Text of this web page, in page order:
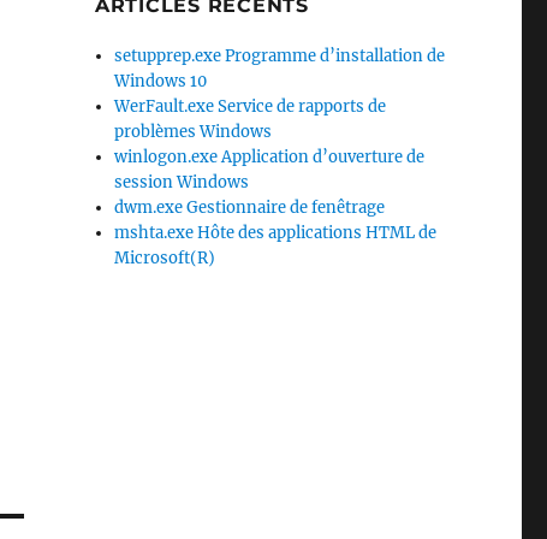
ARTICLES RÉCENTS
setupprep.exe Programme d’installation de
Windows 10
WerFault.exe Service de rapports de
problèmes Windows
winlogon.exe Application d’ouverture de
session Windows
dwm.exe Gestionnaire de fenêtrage
mshta.exe Hôte des applications HTML de
Microsoft(R)